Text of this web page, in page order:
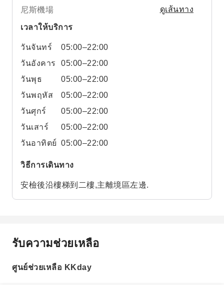
尼斯機場 ดูเส้นทาง
เวลาให้บริการ
วันจันทร์
05:00–22:00
วันอังคาร
05:00–22:00
วันพุธ
05:00–22:00
วันพฤหัส
05:00–22:00
วันศุกร์
05:00–22:00
วันเสาร์
05:00–22:00
วันอาทิตย์ 05:00–22:00
วิธีการเดินทาง
安檢後沿樓梯到二樓,主離境區左邊.
รับความช่วยเหลือ
ศูนย์ช่วยเหลือ KKday